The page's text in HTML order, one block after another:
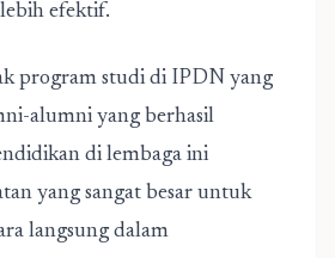
efektif.
program studi di IPDN yang
alumni yang berhasil
di lembaga ini
yang sangat besar untuk
langsung dalam